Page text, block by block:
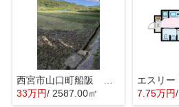
西宮市山口町船阪 約783坪
33万円/ 2587.00㎡
エスリー
7.75万円